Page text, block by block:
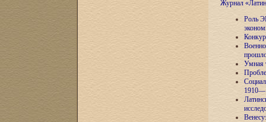
Журнал
Роль
Умная